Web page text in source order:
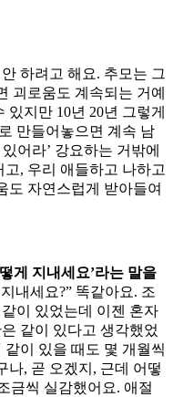
안 하려고 해요. 추모는 그
괴로움도 계속되는 거예
지만 10년 20년 그렇게
만들어놓으면 계속 남
어라’ 강요하는 거밖에
, 우리 애들하고 나하고
도 자연스럽게 받아들여
게 지내세요’라는 말을
내세요?” 똑같아요. 조
이 있었는데 이젠 혼자
같이 있다고 생각했었
이 있을 때도 몇 개월씩
나, 곧 오겠지, 근데 어떻
금씩 실감했어요. 애절